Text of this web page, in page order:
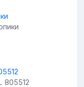
805512